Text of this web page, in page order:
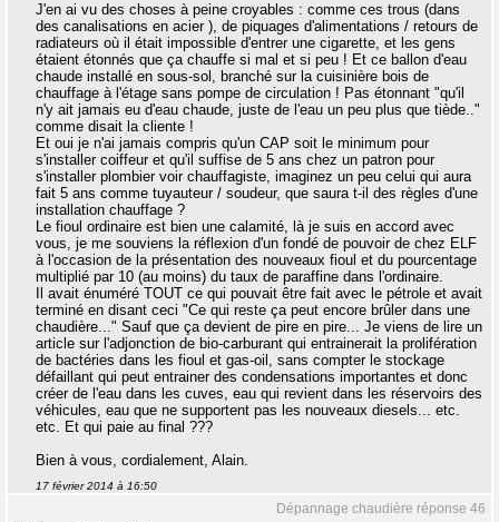
J'en ai vu des choses à peine croyables : comme ces trous (dans
des canalisations en acier ), de piquages d'alimentations / retours de
radiateurs où il était impossible d'entrer une cigarette, et les gens
étaient étonnés que ça chauffe si mal et si peu ! Et ce ballon d'eau
chaude installé en sous-sol, branché sur la cuisinière bois de
chauffage à l'étage sans pompe de circulation ! Pas étonnant "qu'il
n'y ait jamais eu d'eau chaude, juste de l'eau un peu plus que tiède.."
comme disait la cliente !
Et oui je n'ai jamais compris qu'un CAP soit le minimum pour
s'installer coiffeur et qu'il suffise de 5 ans chez un patron pour
s'installer plombier voir chauffagiste, imaginez un peu celui qui aura
fait 5 ans comme tuyauteur / soudeur, que saura t-il des règles d'une
installation chauffage ?
Le fioul ordinaire est bien une calamité, là je suis en accord avec
vous, je me souviens la réflexion d'un fondé de pouvoir de chez ELF
à l'occasion de la présentation des nouveaux fioul et du pourcentage
multiplié par 10 (au moins) du taux de paraffine dans l'ordinaire.
Il avait énuméré TOUT ce qui pouvait être fait avec le pétrole et avait
terminé en disant ceci "Ce qui reste ça peut encore brûler dans une
chaudière..." Sauf que ça devient de pire en pire... Je viens de lire un
article sur l'adjonction de bio-carburant qui entrainerait la prolifération
de bactéries dans les fioul et gas-oil, sans compter le stockage
défaillant qui peut entrainer des condensations importantes et donc
créer de l'eau dans les cuves, eau qui revient dans les réservoirs des
véhicules, eau que ne supportent pas les nouveaux diesels... etc.
etc. Et qui paie au final ???
Bien à vous, cordialement, Alain.
17 février 2014 à 16:50
Dépannage chaudière réponse 46